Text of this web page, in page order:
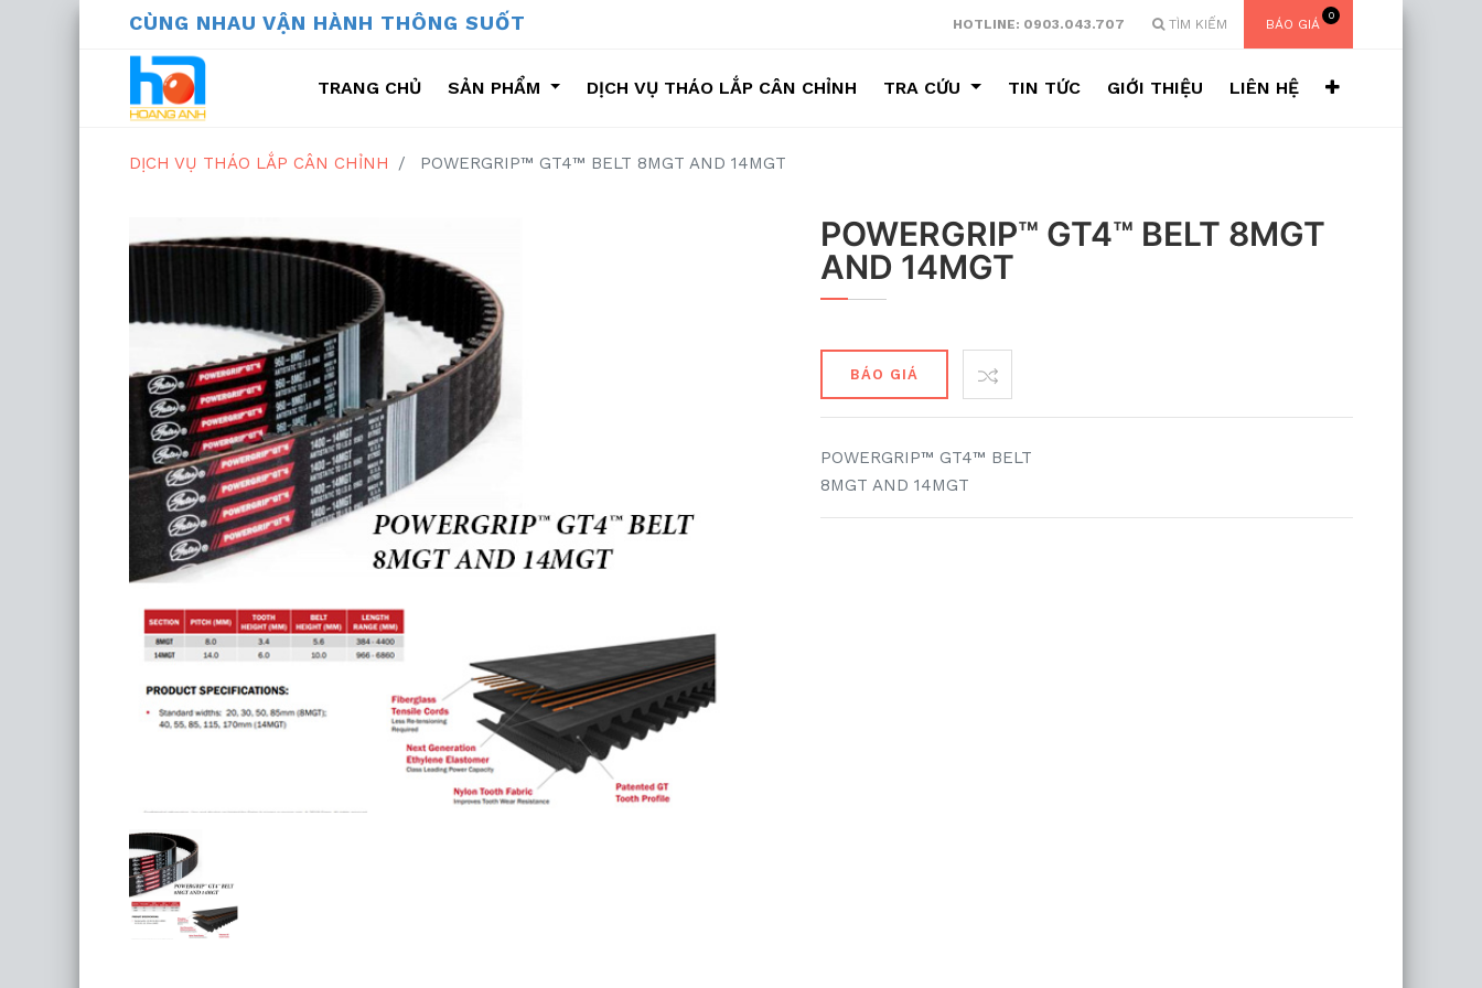
CÙNG NHAU VẬN HÀNH THÔNG SUỐT HOTLINE: 0903.043.707 TÌM KIẾM BÁO GIÁ
0
TRANG CHỦ SẢN PHẨM DỊCH VỤ THÁO LẮP CÂN CHỈNH TRA CỨU TIN TỨC GIỚI THIỆU LIÊN HỆ
DỊCH VỤ THÁO LẮP CÂN CHỈNH POWERGRIP™ GT4™ BELT 8MGT AND 14MGT
POWERGRIP™ GT4™ BELT 8MGT
AND 14MGT
BÁO GIÁ
POWERGRIP™ GT4™ BELT
8MGT AND 14MGT